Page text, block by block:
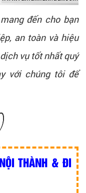
đến cho bạn
an toàn và hiệu
vụ tốt nhất quý
với chúng tôi để
THÀNH & ĐI